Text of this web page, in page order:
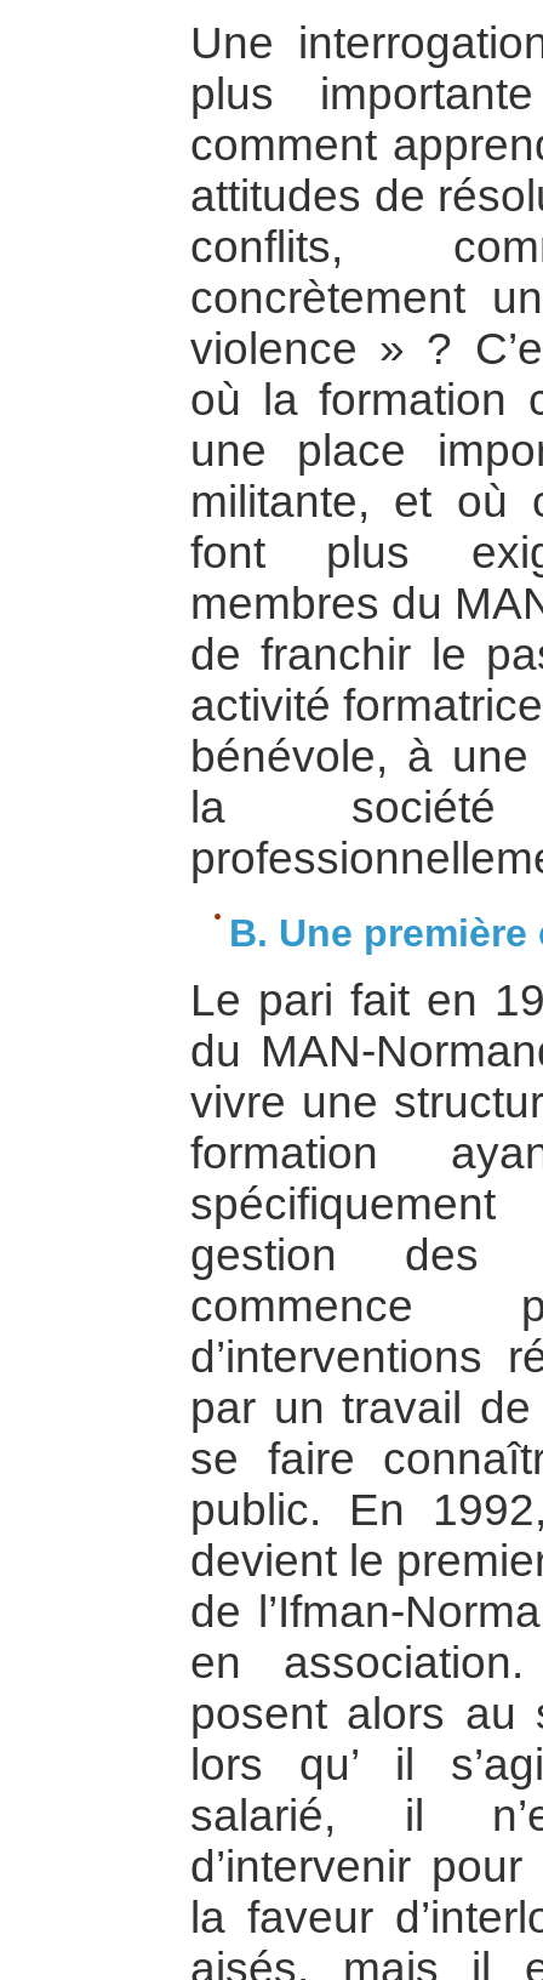
Une
plus
comment
attitudes de
conflits,
concrètement
violence » ?
où la formation
une place
militante, et où
font plus
membres du
de franchir le
activité
bénévole, à
la
B. Une
Le pari fait en
du MAN-
vivre une
formation
gestion des
d’interventions
par un travail
se faire
public. En
devient le
de l’Ifman-
en
posent alors au
lors qu’ il
salarié, il
d’intervenir
la faveur
aisés, mais il